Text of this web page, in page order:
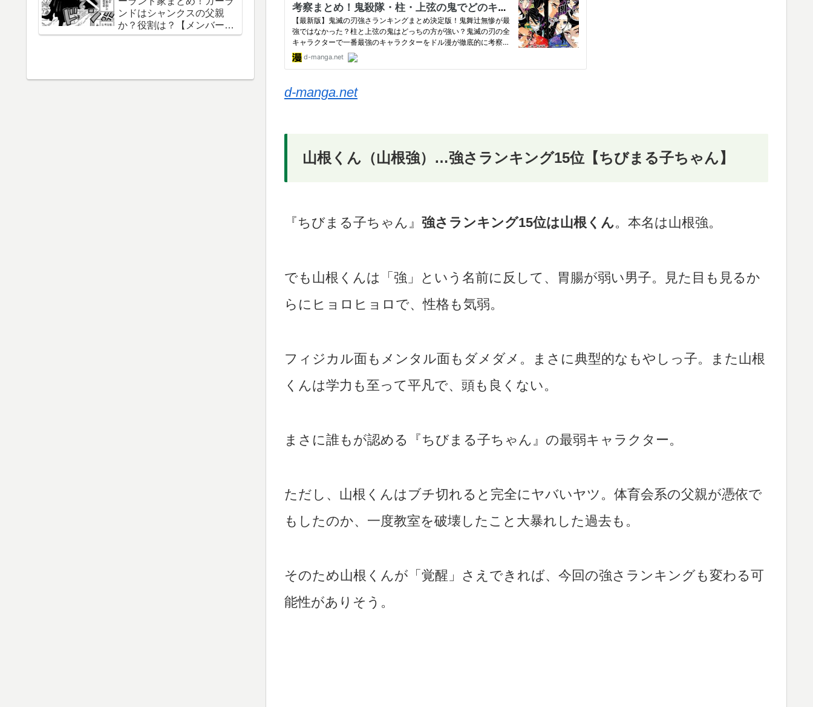
d-manga.net
山根くん（山根強）…強さランキング15位【ちびまる子ちゃん】
『ちびまる子ちゃん』 強さランキング15位は山根くん。本名は山根強。
でも山根くんは「強」という名前に反して、胃腸が弱い男子。見た目も見るか
らにヒョロヒョロで、性格も気弱。
フィジカル面もメンタル面もダメダメ。まさに典型的なもやしっ子。また山根
くんは学力も至って平凡で、頭も良くない。
まさに誰もが認める『ちびまる子ちゃん』の最弱キャラクター。
ただし、山根くんはブチ切れると完全にヤバいヤツ。体育会系の父親が憑依で
もしたのか、一度教室を破壊したこと大暴れした過去も。
そのため山根くんが「覚醒」さえできれば、今回の強さランキングも変わる可
能性がありそう。
【泉湯鬼・穀王・刀神・大
織守・まなこ和尚】
ンドはシャンクスの父親
か？役割は？【メンバー一
覧】